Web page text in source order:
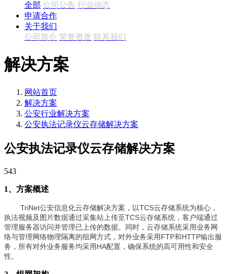
全部 公司公告 行业动态
申请合作
关于我们
公司简介 荣誉资质 联系我们
解决方案
网站首页
解决方案
公安行业解决方案
公安执法记录仪云存储解决方案
公安执法记录仪云存储解决方案
543
1、方案概述
TriNet公安信息化云存储解决方案，以TCS云存储系统为核心，
执法视频及图片数据通过采集站上传至TCS云存储系统，客户端通过
管理服务器访问并管理已上传的数据。同时，云存储系统采用业务网
络与管理网络物理隔离的组网方式，对外业务采用FTP和HTTP输出服
务，所有对外业务服务均采用HA配置，确保系统的高可用性和安全
性。